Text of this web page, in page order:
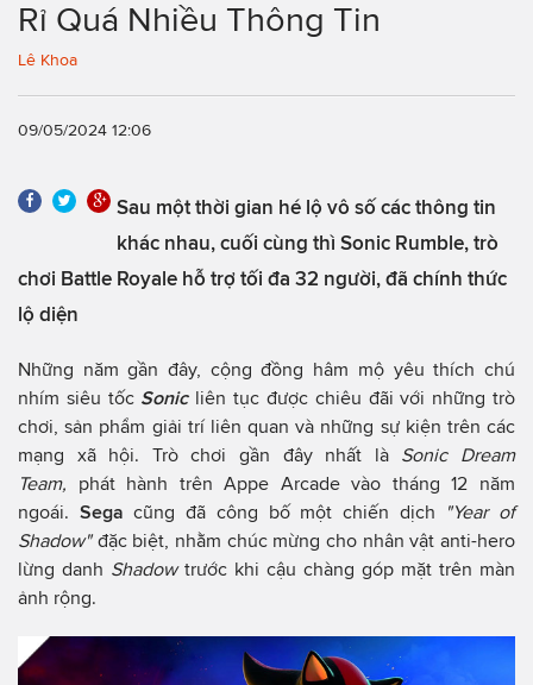
Rỉ Quá Nhiều Thông Tin
Lê Khoa
09/05/2024 12:06
Sau một thời gian hé lộ vô số các thông tin
khác nhau, cuối cùng thì Sonic Rumble, trò
chơi Battle Royale hỗ trợ tối đa 32 người, đã chính thức
lộ diện
Những năm gần đây, cộng đồng hâm mộ yêu thích chú
nhím siêu tốc Sonicliên tục được chiêu đãi với những trò
chơi, sản phẩm giải trí liên quan và những sự kiện trên các
mạng xã hội. Trò chơi gần đây nhất là Sonic Dream
Team, phát hành trên Appe Arcade vào tháng 12 năm
ngoái. Segacũng đã công bố một chiến dịch
"Year of
Shadow"đặc biệt, nhằm chúc mừng cho nhân vật anti-hero
lừng danh Shadowtrước khi cậu chàng góp mặt trên màn
ảnh rộng.